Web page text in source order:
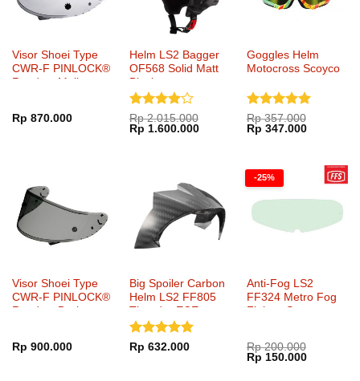
Visor Shoei Type
CWR-F PINLOCK®
Ready – Mellow
Rp 870.000
Helm LS2 Bagger
OF568 Solid Matt
Black
Dinilai4
dari 5
Rp2.015.000
Harga
aslinya
Rp 1.600.000Harga
Rp 1.600.000.
Goggles Helm
Motocross Scoyco
Dinilai5
dari 5
Rp357.000
Harga
aslinya
Rp 347.000Harga
Rp
Visor Shoei Type
CWR-F PINLOCK®
Ready – Dark
Rp 900.000
Big Spoiler Carbon
Helm LS2 FF805
Thunder ECE
Dinilai5
Rp 632.000
-25%
Anti-Fog LS2
FF324 Metro Fog
Fighter System
Rp200.000
Harga
aslinya
Rp 150.000Harga